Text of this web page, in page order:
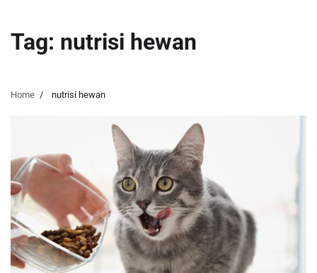
Tag: nutrisi hewan
Home nutrisi hewan